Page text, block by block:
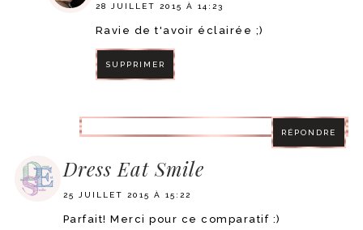
28 JUILLET 2015 À 14:23
Ravie de t'avoir éclairée ;)
SUPPRIMER
RÉPONDRE
Dress Eat Smile
25 JUILLET 2015 À 15:22
Parfait! Merci pour ce comparatif :)